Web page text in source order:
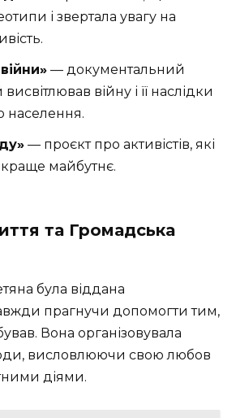
і звертала увагу на
— документальний
війну і її наслідки
населення.
— проєкт про активістів, які
майбутнє.
та Громадська
була віддана
прагнучи допомогти тим,
Вона організовувала
висловлюючи свою любов
діями.